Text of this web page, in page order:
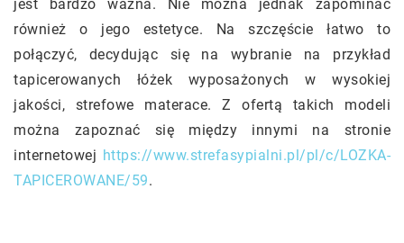
jest bardzo ważna. Nie można jednak zapominać
również o jego estetyce. Na szczęście łatwo to
połączyć, decydując się na wybranie na przykład
tapicerowanych łóżek wyposażonych w wysokiej
jakości, strefowe materace. Z ofertą takich modeli
można zapoznać się między innymi na stronie
internetowej https://www.strefasypialni.pl/pl/c/LOZKA-
TAPICEROWANE/59.